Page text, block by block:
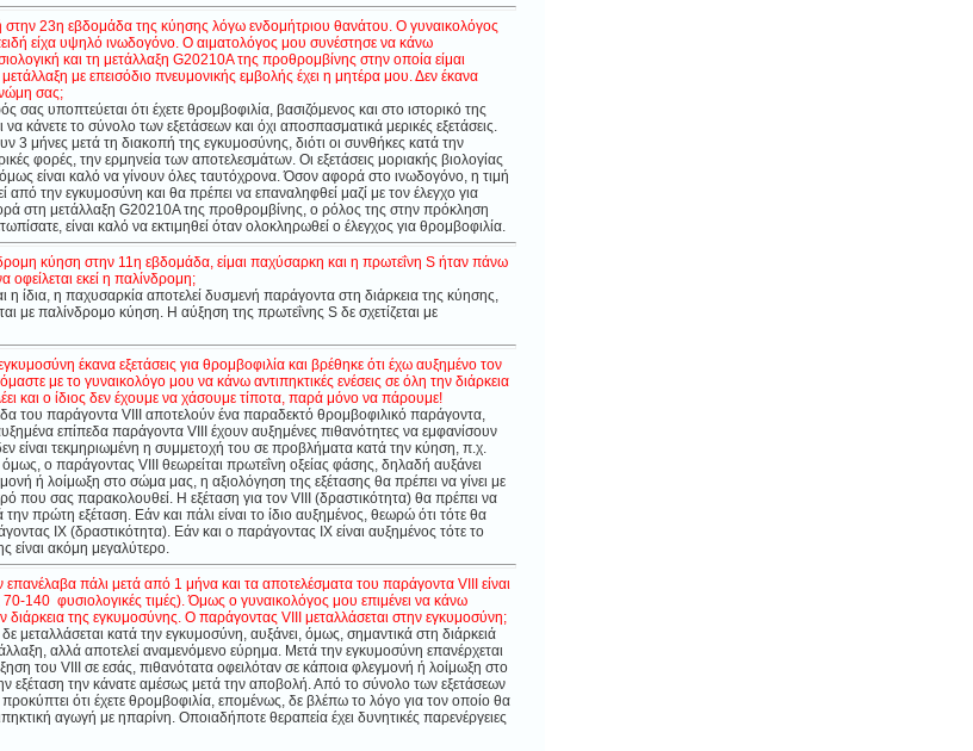
23η εβδομάδα της κύησης λόγω ενδομήτριου θανάτου. Ο γυναικολόγος
είχα υψηλό ινωδογόνο. Ο αιματολόγος μου συνέστησε να κάνω
και τη μετάλλαξη G20210A της προθρομβίνης στην οποία είμαι
με επεισόδιο πνευμονικής εμβολής έχει η μητέρα μου. Δεν έκανα
σας;
υποπτεύεται ότι έχετε θρομβοφιλία, βασιζόμενος και στο ιστορικό της
κάνετε το σύνολο των εξετάσεων και όχι αποσπασματικά μερικές εξετάσεις.
3 μήνες μετά τη διακοπή της εγκυμοσύνης, διότι οι συνθήκες κατά την
φορές, την ερμηνεία των αποτελεσμάτων. Οι εξετάσεις μοριακής βιολογίας
είναι καλό να γίνουν όλες ταυτόχρονα. Όσον αφορά στο ινωδογόνο, η τιμή
από την εγκυμοσύνη και θα πρέπει να επαναληφθεί μαζί με τον έλεγχο για
στη μετάλλαξη G20210A της προθρομβίνης, ο ρόλος της στην πρόκληση
είναι καλό να εκτιμηθεί όταν ολοκληρωθεί ο έλεγχος για θρομβοφιλία.
κύηση στην 11η εβδομάδα, είμαι παχύσαρκη και η πρωτεΐνη S ήταν πάνω
εκεί η παλίνδρομη;
ίδια, η παχυσαρκία αποτελεί δυσμενή παράγοντα στη διάρκεια της κύησης,
με παλίνδρομο κύηση. Η αύξηση της πρωτεΐνης S δε σχετίζεται με
έκανα εξετάσεις για θρομβοφιλία και βρέθηκε ότι έχω αυξημένο τον
με το γυναικολόγο μου να κάνω αντιπηκτικές ενέσεις σε όλη την διάρκεια
και ο ίδιος δεν έχουμε να χάσουμε τίποτα, παρά μόνο να πάρουμε!
του παράγοντα VIII αποτελούν ένα παραδεκτό θρομβοφιλικό παράγοντα,
επίπεδα παράγοντα VIII έχουν αυξημένες πιθανότητες να εμφανίσουν
είναι τεκμηριωμένη η συμμετοχή του σε προβλήματα κατά την κύηση, π.χ.
ο παράγοντας VIII θεωρείται πρωτεΐνη οξείας φάσης, δηλαδή αυξάνει
ή λοίμωξη στο σώμα μας, η αξιολόγηση της εξέτασης θα πρέπει να γίνει με
που σας παρακολουθεί. Η εξέταση για τον VIII (δραστικότητα) θα πρέπει να
πρώτη εξέταση. Εάν και πάλι είναι το ίδιο αυξημένος, θεωρώ ότι τότε θα
IX (δραστικότητα). Εάν και ο παράγοντας IX είναι αυξημένος τότε το
είναι ακόμη μεγαλύτερο.
πάλι μετά από 1 μήνα και τα αποτελέσματα του παράγοντα VIII είναι
140 φυσιολογικές τιμές). Όμως ο γυναικολόγος μου επιμένει να κάνω
διάρκεια της εγκυμοσύνης. Ο παράγοντας VIII μεταλλάσεται στην εγκυμοσύνη;
μεταλλάσεται κατά την εγκυμοσύνη, αυξάνει, όμως, σημαντικά στη διάρκειά
αλλά αποτελεί αναμενόμενο εύρημα. Μετά την εγκυμοσύνη επανέρχεται
του VIII σε εσάς, πιθανότατα οφειλόταν σε κάποια φλεγμονή ή λοίμωξη στο
εξέταση την κάνατε αμέσως μετά την αποβολή. Από το σύνολο των εξετάσεων
ότι έχετε θρομβοφιλία, επομένως, δε βλέπω το λόγο για τον οποίο θα
αγωγή με ηπαρίνη. Οποιαδήποτε θεραπεία έχει δυνητικές παρενέργειες